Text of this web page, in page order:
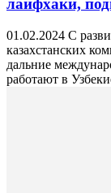
лайфхаки,
01.02.2024 С
казахстанских
дальние
работают в